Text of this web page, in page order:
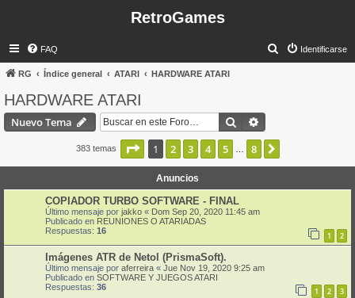
RetroGames
FAQ Identificarse
RG Índice general ATARI HARDWARE ATARI
HARDWARE ATARI
Nuevo Tema Buscar
383 temas Página de
1 2 3 4 5 8
Anuncios
COPIADOR TURBO SOFTWARE - FINAL
Último mensaje por jakko « Dom Sep 20, 2020 11:45 am
Publicado en REUNIONES O ATARIADAS
Respuestas: 16 1 2
Imágenes ATR de Netol (PrismaSoft).
Último mensaje por aferreira « Jue Nov 19, 2020 9:25 am
Publicado en SOFTWARE Y JUEGOS ATARI
Respuestas: 36 1 2 3